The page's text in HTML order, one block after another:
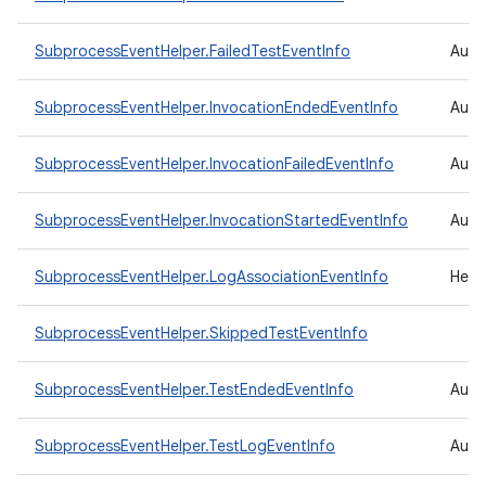
SubprocessEventHelper.FailedTestEventInfo
SubprocessEventHelper.InvocationEndedEventInfo
SubprocessEventHelper.InvocationFailedEventInfo
SubprocessEventHelper.InvocationStartedEventInfo
SubprocessEventHelper.LogAssociationEventInfo
SubprocessEventHelper.SkippedTestEventInfo
SubprocessEventHelper.TestEndedEventInfo
SubprocessEventHelper.TestLogEventInfo